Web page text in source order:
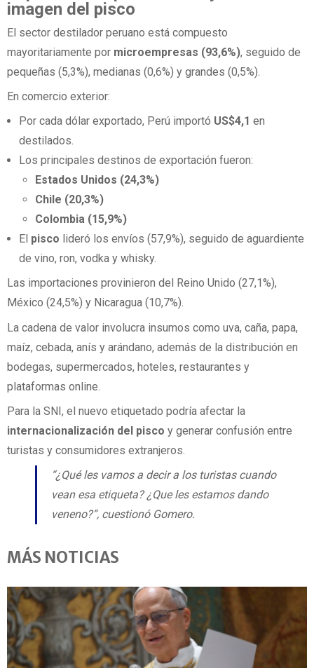
imagen del pisco
El sector destilador peruano está compuesto
mayoritariamente por microempresas (93,6%), seguido de
pequeñas (5,3%), medianas (0,6%) y grandes (0,5%).
En comercio exterior:
Por cada dólar exportado, Perú importó US$4,1 en
destilados.
Los principales destinos de exportación fueron:
Estados Unidos (24,3%)
Chile (20,3%)
Colombia (15,9%)
El pisco lideró los envíos (57,9%), seguido de aguardiente
de vino, ron, vodka y whisky.
Las importaciones provinieron del Reino Unido (27,1%),
México (24,5%) y Nicaragua (10,7%).
La cadena de valor involucra insumos como uva, caña, papa,
maíz, cebada, anís y arándano, además de la distribución en
bodegas, supermercados, hoteles, restaurantes y
plataformas online.
Para la SNI, el nuevo etiquetado podría afectar la
internacionalización del pisco y generar confusión entre
turistas y consumidores extranjeros.
“¿Qué les vamos a decir a los turistas cuando
vean esa etiqueta? ¿Que les estamos dando
veneno?”, cuestionó Gomero.
MÁS NOTICIAS